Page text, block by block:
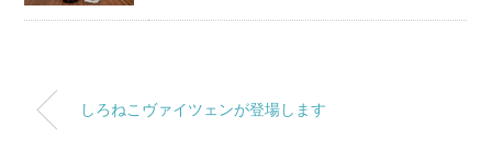
しろねこヴァイツェンが登場します